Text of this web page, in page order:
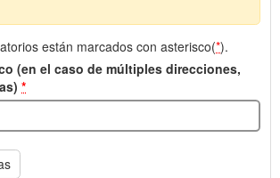
están marcados con asterisco(*).
(en el caso de múltiples direcciones,
*